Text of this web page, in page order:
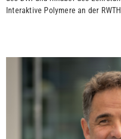
Interaktive Polymere an der